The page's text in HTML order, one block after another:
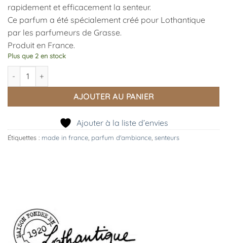
rapidement et efficacement la senteur.
Ce parfum a été spécialement créé pour Lothantique
par les parfumeurs de Grasse.
Produit en France.
Plus que 2 en stock
quantité de Parfum d'Ambiance les Lavandes de Nestor
AJOUTER AU PANIER
Ajouter à la liste d’envies
Étiquettes : made in france, parfum d'ambiance, senteurs